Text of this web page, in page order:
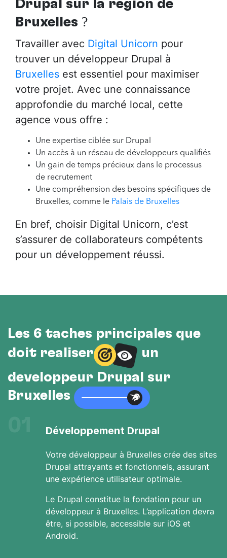
Drupal sur la région de
Bruxelles ?
Travailler avec Digital Unicorn pour
trouver un développeur Drupal à
Bruxelles est essentiel pour maximiser
votre projet. Avec une connaissance
approfondie du marché local, cette
agence vous offre :
Une expertise ciblée sur Drupal
Un accès à un réseau de développeurs qualifiés
Un gain de temps précieux dans le processus
de recrutement
Une compréhension des besoins spécifiques de
Bruxelles, comme le Palais de Bruxelles
En bref, choisir Digital Unicorn, c’est
s’assurer de collaborateurs compétents
pour un développement réussi.
Les 6 tâches principales que
doit réaliser
un
développeur Drupal sur
Bruxelles
Développement Drupal
Votre développeur à Bruxelles crée des sites
Drupal attrayants et fonctionnels, assurant
une expérience utilisateur optimale.
Le Drupal constitue la fondation pour un
développeur à Bruxelles. L’application devra
être, si possible, accessible sur iOS et
Android.